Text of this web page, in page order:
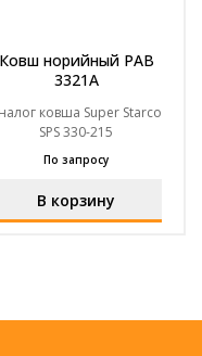
Ковш норийный РАВ
3321А
ковша Super Starco
SPS 330-215
По запросу
В корзину